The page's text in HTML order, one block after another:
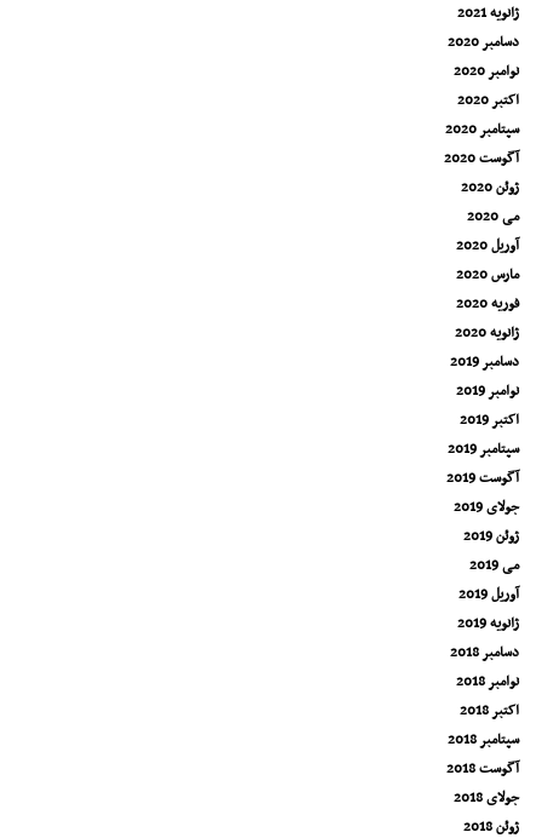
ژانویه 2021
دسامبر 2020
نوامبر 2020
اکتبر 2020
سپتامبر 2020
آگوست 2020
ژوئن 2020
می 2020
آوریل 2020
مارس 2020
فوریه 2020
ژانویه 2020
دسامبر 2019
نوامبر 2019
اکتبر 2019
سپتامبر 2019
آگوست 2019
جولای 2019
ژوئن 2019
می 2019
آوریل 2019
ژانویه 2019
دسامبر 2018
نوامبر 2018
اکتبر 2018
سپتامبر 2018
آگوست 2018
جولای 2018
ژوئن 2018